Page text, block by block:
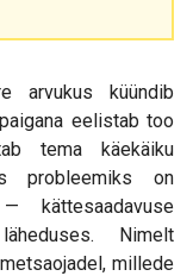
arvukus küündib
eelistab too
tema käekäiku
probleemiks on
kättesaadavuse
Nimelt
millede